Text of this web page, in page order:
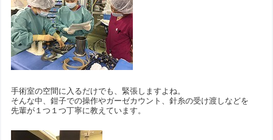
手術室の空間に入るだけでも、緊張しますよね。
そんな中、鉗子での操作やガーゼカウント、針糸の受け渡しなどを
先輩が１つ１つ丁寧に教えています。